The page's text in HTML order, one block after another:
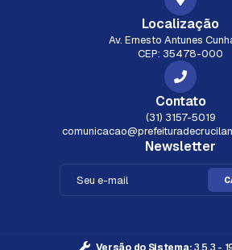
Localização
Av. Ernesto Antunes
CEP: 35478-000
Contato
(31) 3157-5019
Newsletter